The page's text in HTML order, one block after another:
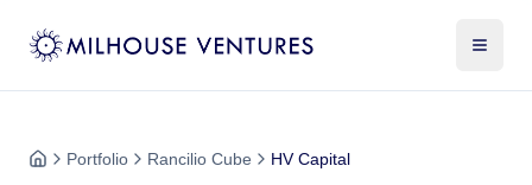
Portfolio Rancilio Cube HV Capital